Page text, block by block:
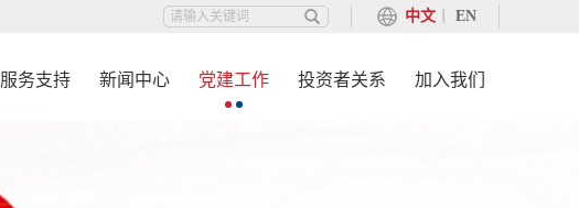
中文 EN
服务支持 新闻中心 党建工作 投资者关系 加入我们